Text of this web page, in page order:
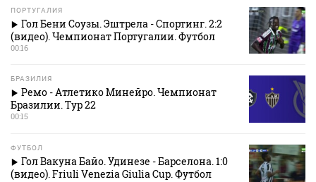
ПОРТУГАЛИЯ
Гол Бени Соузы. Эштрела - Спортинг. 2:2
(видео). Чемпионат Португалии. Футбол
00:16
БРАЗИЛИЯ
Ремо - Атлетико Минейро. Чемпионат
Бразилии. Тур 22
00:15
ФУТБОЛ
Гол Вакуна Байо. Удинезе - Барселона. 1:0
(видео). Friuli Venezia Giulia Cup. Футбол